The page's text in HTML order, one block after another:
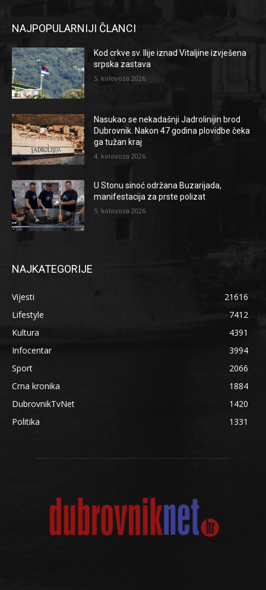
NAJPOPULARNIJI ČLANCI
Kod crkve sv. Ilije iznad Vitaljine izvješena
srpska zastava
5. kolovoza 2026.
Nasukao se nekadašnji Jadrolinijin brod
Dubrovnik. Nakon 47 godina plovidbe čeka
ga tužan kraj
4. kolovoza 2026.
U Stonu sinoć održana Buzarijada,
manifestacija za prste polizat
5. kolovoza 2026.
NAJKATEGORIJE
Vijesti
21616
Lifestyle
7412
Kultura
4391
Infocentar
3994
Sport
2066
Crna kronika
1884
DubrovnikTvNet
1420
Politika
1331